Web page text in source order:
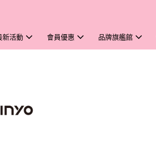
新活動 會員優惠 品牌旗艦館